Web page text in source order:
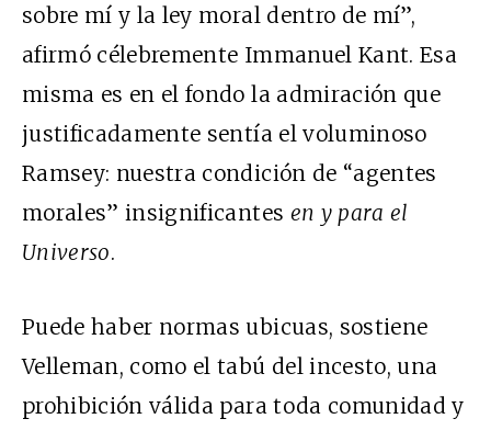
sobre mí y la ley moral dentro de mí”,
afirmó célebremente Immanuel Kant. Esa
misma es en el fondo la admiración que
justificadamente sentía el voluminoso
Ramsey: nuestra condición de “agentes
morales” insignificantes en y para el
Universo.
Puede haber normas ubicuas, sostiene
Velleman, como el tabú del incesto, una
prohibición válida para toda comunidad y